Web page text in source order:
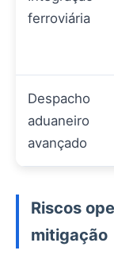
ferroviária
Despacho
aduaneiro
avançado
Riscos
mitigação